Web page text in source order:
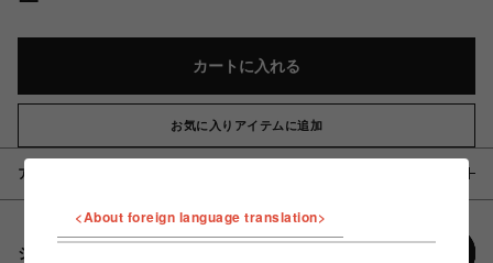
カートに入れる
お気に入りアイテムに追加
アイテム説明 / 素材
シェアする
<About foreign language translation>